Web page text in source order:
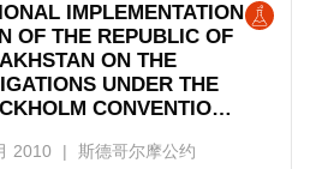
IMPLEMENTATION
OF THE REPUBLIC OF
ON THE
UNDER THE
CONVENTION
2010 斯德哥尔摩公约